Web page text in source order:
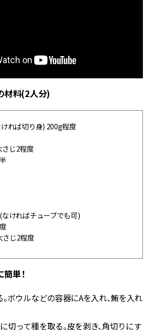
材料(2人分)
ければ切り身) 200g程度
じ2程度
ければチューブでも可)
じ2程度
単！
ボウルなどの容器にAを入れ、鮪を入れ
って種を取る。皮を剥き、角切りにす